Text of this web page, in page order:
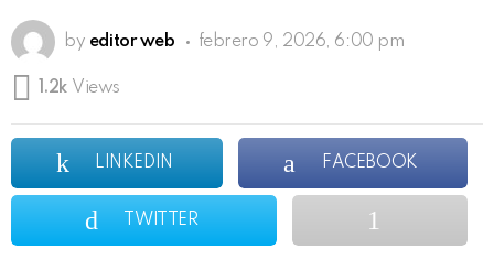
by editor web febrero 9, 2026, 6:00 pm
1.2k Views
LINKEDIN FACEBOOK
TWITTER